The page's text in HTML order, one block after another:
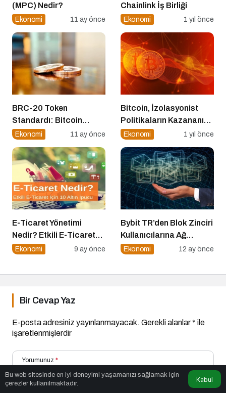
(MPC) Nedir?
Ekonomi 11 ay önce
Chainlink İş Birliği
Ekonomi 1 yıl önce
BRC-20 Token
Standardı: Bitcoin
Üzerindeki Deneysel
Ekonomi 11 ay önce
Bitcoin, İzolasyonist
Politikaların Kazananı
Olabilir
Ekonomi 1 yıl önce
E-Ticaret Yönetimi
Nedir? Etkili E-Ticaret
Yönetimi İçin 10 Altın
Ekonomi 9 ay önce
Bybit TR’den Blok Zinciri
Kullanıcılarına Ağ
Tıkanıklığı Rehberi!
Ekonomi 12 ay önce
Bir Cevap Yaz
E-posta adresiniz yayınlanmayacak. Gerekli alanlar* ile
işaretlenmişlerdir
Yorumunuz *
Bu web sitesinde en iyi deneyimi yaşamanızı sağlamak için
çerezler kullanılmaktadır.
Kabul